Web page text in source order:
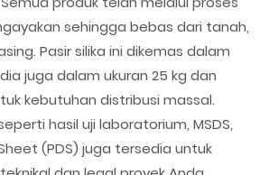
sehingga bebas dari tanah,
Pasir silika ini dikemas dalam
juga dalam ukuran 25 kg dan
kebutuhan distribusi massal.
hasil uji laboratorium, MSDS,
(PDS) juga tersedia untuk